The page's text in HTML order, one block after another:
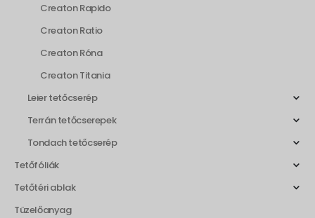
Creaton Rapido
Creaton Ratio
Creaton Róna
Creaton Titania
Leier tetőcserép
Terrán tetőcserepek
Tondach tetőcserép
Tetőfóliák
Tetőtéri ablak
Tüzelőanyag